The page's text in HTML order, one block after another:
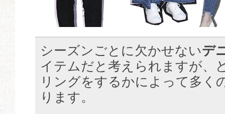
シーズンごとに欠かせないデ
イテムだと考えられますが、
リングをするかによって多く
ります。